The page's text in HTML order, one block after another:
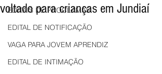
EDITAIS DE PROCLAMAS
EDITAL DE NOTIFICAÇÃO
VAGA PARA JOVEM APRENDIZ
EDITAL DE INTIMAÇÃO
voltado para crianças em Jundiaí